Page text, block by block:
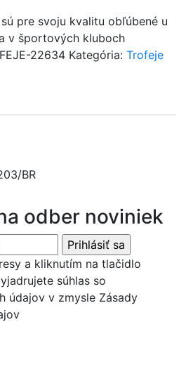
pre svoju kvalitu obľúbené u
v športových kluboch
22634 Kategória: Trofeje
BR
odber noviniek
a kliknutím na tlačidlo
súhlas so
údajov v zmysle Zásady